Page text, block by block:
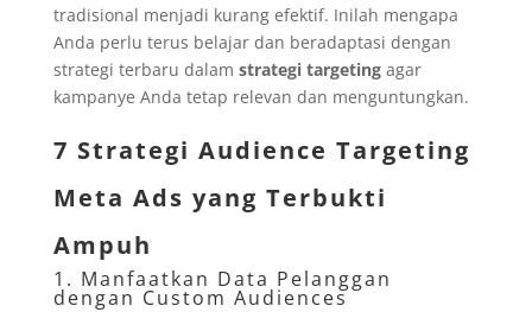
tradisional menjadi kurang efektif. Inilah mengapa
Anda perlu terus belajar dan beradaptasi dengan
strategi terbaru dalam strategi targetingagar
kampanye Anda tetap relevan dan menguntungkan.
7 Strategi Audience Targeting
Meta Ads yang Terbukti
Ampuh
1. Manfaatkan Data Pelanggan
dengan Custom Audiences